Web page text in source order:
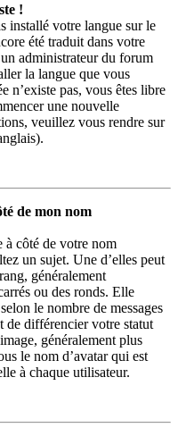
!
installé votre langue sur le
été traduit dans votre
administrateur du forum
la langue que vous
n’existe pas, vous êtes libre
une nouvelle
veuillez vous rendre sur
de mon nom
à côté de votre nom
un sujet. Une d’elles peut
généralement
ou des ronds. Elle
le nombre de messages
de différencier votre statut
généralement plus
le nom d’avatar qui est
à chaque utilisateur.